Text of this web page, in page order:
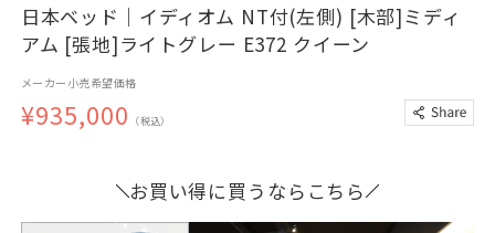
日本ベッド｜イディオム NT付(左側) [木部]ミディ
アム [張地]ライトグレー E372 クイーン
メーカー小売希望価格
¥935,000 （税込）
お買い得に買うならこちら